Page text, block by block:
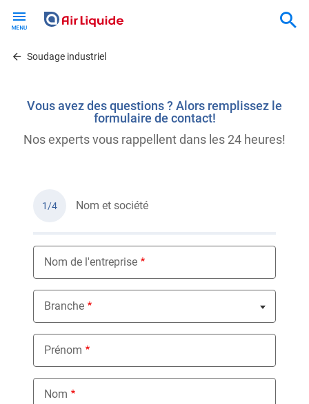
contentSoudage industriel
Vous avez des questions ? Alors remplissez le
formulaire de contact!
Nos experts vous rappellent dans les 24 heures!
1/4 Nom et société
Nom de l'entreprise
Branche
Nothing selected
Prénom
Nom